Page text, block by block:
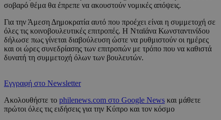
σοβαρό θέμα θα έπρεπε να ακουστούν νομικές απόψεις.
Για την Άμεση Δημοκρατία αυτό που προέχει είναι η συμμετοχή σε
όλες τις κοινοβουλευτικές επιτροπές. Η Νταϊάνα Κωνσταντινίδου
δήλωσε πως γίνεται διαβούλευση ώστε να ρυθμιστούν οι ημέρες
και οι ώρες συνεδρίασης των επιτροπών με τρόπο που να καθιστά
δυνατή τη συμμετοχή όλων των βουλευτών.
Εγγραφή στο Newsletter
Ακολουθήστε το philenews.com στο Google News και μάθετε
πρώτοι όλες τις ειδήσεις για την Κύπρο και τον κόσμο